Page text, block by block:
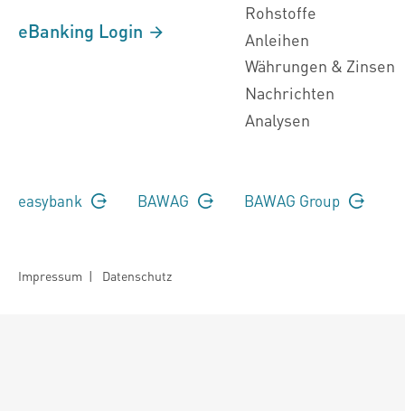
eBanking Login
Rohstoffe
Anleihen
Währungen & Zinsen
Nachrichten
Analysen
easybank BAWAG BAWAG Group
Impressum | Datenschutz